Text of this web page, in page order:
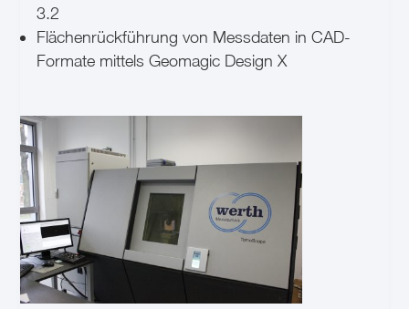
3.2
Flächenrückführung von Messdaten in CAD-
Formate mittels Geomagic Design X